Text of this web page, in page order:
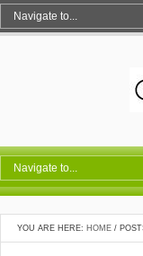
YOU ARE HERE: HOME /